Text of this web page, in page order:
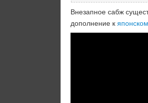
Внезапное сабж
дополнение к